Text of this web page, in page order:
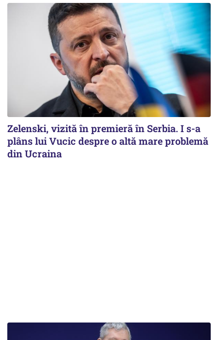
Zelenski, vizită în premieră în Serbia. I s-a
plâns lui Vucic despre o altă mare problemă
din Ucraina